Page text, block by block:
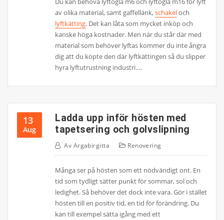
av olika material, samt gaffellänk,schakeloch
lyftkätting. Det kan låta som mycket inköp och
kanske höga kostnader. Men när du står där med
material som behöver lyftas kommer du inte ångra
dig att du köpte den där lyftkättingen så du slipper
hyra lyftutrustning industri.…
13
Aug
Ladda upp inför hösten med
tapetsering och golvslipning
Av Argabirgitta Renovering
Många ser på hösten som ett nödvändigt ont. En
tid som tydligt sätter punkt för sommar, sol och
ledighet. Så behöver det dock inte vara. Gör i stället
hösten till en positiv tid, en tid för förändring. Du
kan till exempel sätta igång med ett